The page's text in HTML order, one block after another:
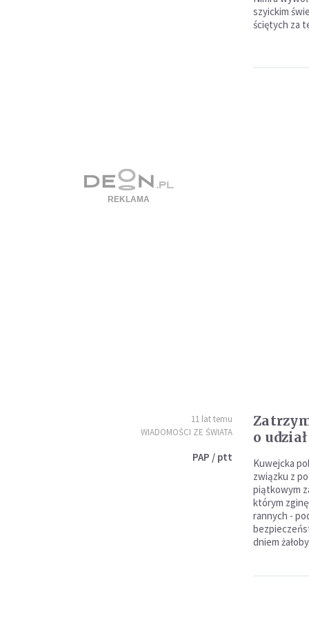
szyickim
ściętych za
11 lat temu
WIADOMOŚCI ZE ŚWIATA
PAP / ptt
o
Kuwejcka
związku z
piątkowym
którym
rannych -
dniem